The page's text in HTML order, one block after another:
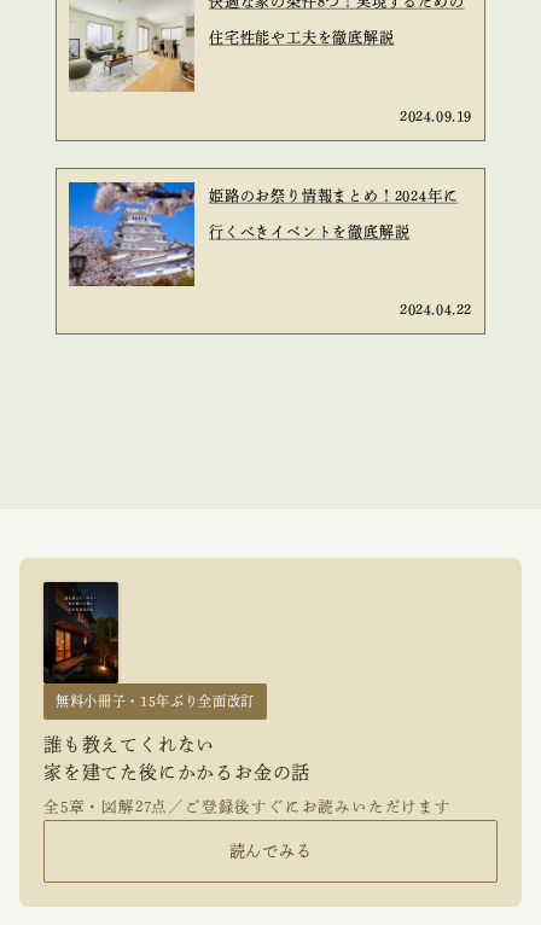
住宅性能や工夫を徹底解説
2024.09.19
姫路のお祭り情報まとめ！2024年に
行くべきイベントを徹底解説
2024.04.22
無料小冊子・15年ぶり全面改訂
誰も教えてくれない
家を建てた後にかかるお金の話
全5章・図解27点／ご登録後すぐにお読みいただけます
読んでみる